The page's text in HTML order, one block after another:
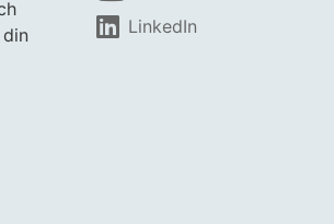
LinkedIn